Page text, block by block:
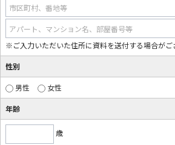
市区町村、番地等
アパート、マンション名、部屋番号等
※ご入力いただいた住所に資料を送付する場合がご
性別
男性 女性
年齢
歳